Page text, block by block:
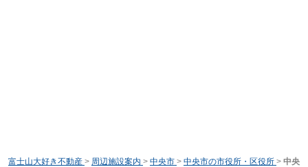
富士山大好き不動産 > 周辺施設案内 > 中央市 > 中央市の市役所・区役所 > 中央